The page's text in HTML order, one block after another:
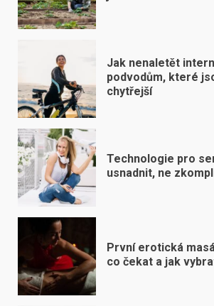
Jak nenaletět
podvodům, které
chytřejší
Technologie pro
usnadnit, ne
První erotická
co čekat a jak